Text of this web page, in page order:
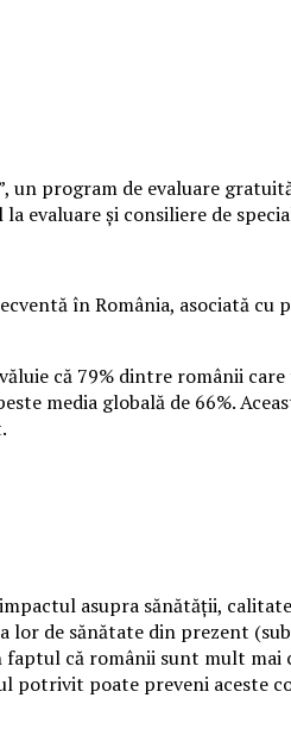
un program de evaluare
evaluare și consiliere de
în România, asociată cu
că 79% dintre românii
media globală de 66%.
asupra sănătății,
de sănătate din prezent
că românii sunt mult mai
potrivit poate preveni aceste